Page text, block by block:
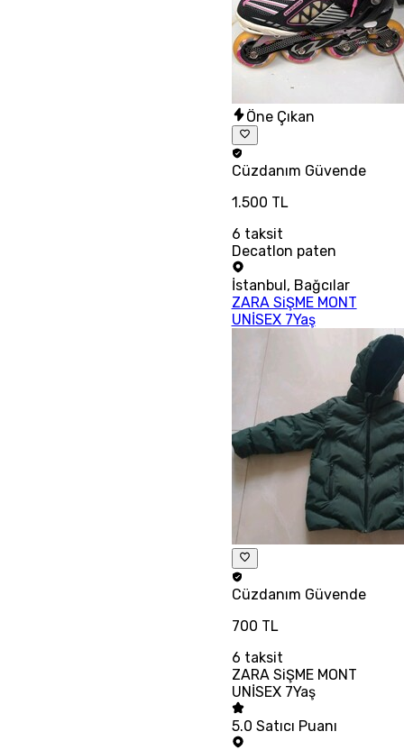
Öne Çıkan
Cüzdanım Güvende
1.500 TL
6 taksit
Decatlon paten
İstanbul , Bağcılar
ZARA SiŞME MONT
UNİSEX 7Yaş
Cüzdanım Güvende
700 TL
6 taksit
ZARA SiŞME MONT
UNİSEX 7Yaş
5.0 Satıcı Puanı